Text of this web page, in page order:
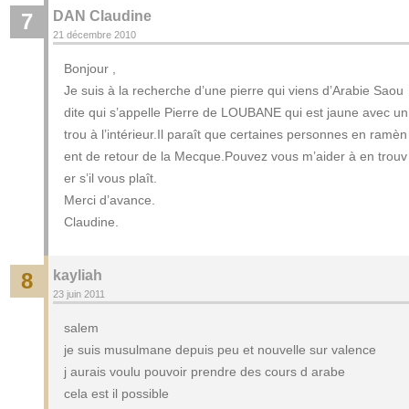
7 DAN Claudine
21 décembre 2010
Bonjour ,
Je suis à la recherche d’une pierre qui viens d’Arabie Saou
dite qui s’appelle Pierre de LOUBANE qui est jaune avec un
trou à l’intérieur.Il paraît que certaines personnes en ramèn
ent de retour de la Mecque.Pouvez vous m’aider à en trouv
er s’il vous plaît.
Merci d’avance.
Claudine.
8 kayliah
23 juin 2011
salem
je suis musulmane depuis peu et nouvelle sur valence
j aurais voulu pouvoir prendre des cours d arabe
cela est il possible